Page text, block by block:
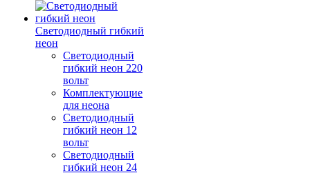
Светодиодный гибкий
неон
Светодиодный
гибкий неон 220
вольт
Комплектующие
для неона
Светодиодный
гибкий неон 12
вольт
Светодиодный
гибкий неон 24